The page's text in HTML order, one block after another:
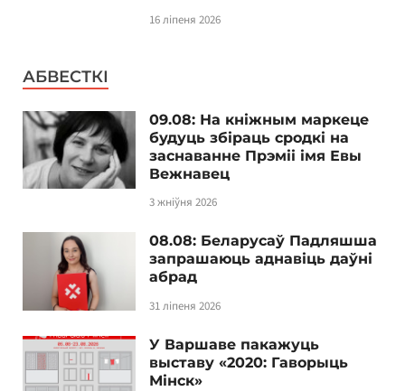
16 ліпеня 2026
АБВЕСТКІ
09.08: На кніжным маркеце
будуць збіраць сродкі на
заснаванне Прэміі імя Евы
Вежнавец
3 жніўня 2026
08.08: Беларусаў Падляшша
запрашаюць аднавіць даўні
абрад
31 ліпеня 2026
У Варшаве пакажуць
выставу «2020: Гаворыць
Мінск»